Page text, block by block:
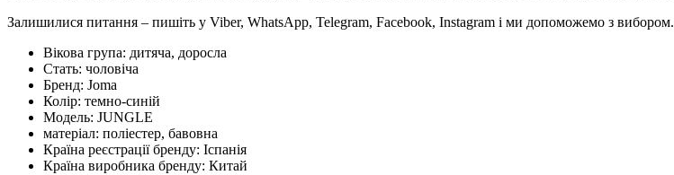
Залишилися питання – пишіть у Viber, WhatsApp, Telegram, Facebook, Instagram і ми допоможемо з вибором.
Вікова група: дитяча, доросла
Стать: чоловіча
Бренд: Joma
Колір: темно-синій
Модель: JUNGLE
матеріал: поліестер, бавовна
Країна реєстрації бренду: Іспанія
Країна виробника бренду: Китай